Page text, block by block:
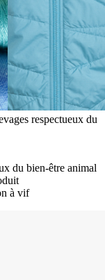
respectueux du
du bien-être animal
à vif